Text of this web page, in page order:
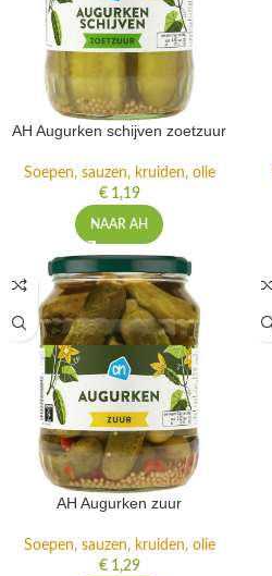
AH Augurken schijven zoetzuur
Soepen, sauzen, kruiden, olie
€1,19
NAAR AH
AH Augurken zuur
Soepen, sauzen, kruiden, olie
€1,29